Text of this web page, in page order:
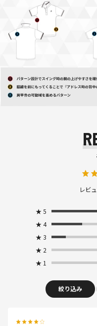
レビ
★ 5
★ 4
★ 3
★ 2
★ 1
絞り込み